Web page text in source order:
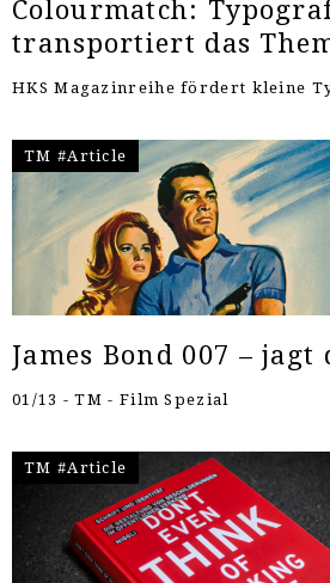
Colourmatch:
transportiert das
HKS Magazinreihe fördert kleine
TM #Article
James Bond 007 – jagt
01/13 - TM - Film Spezial
TM #Article